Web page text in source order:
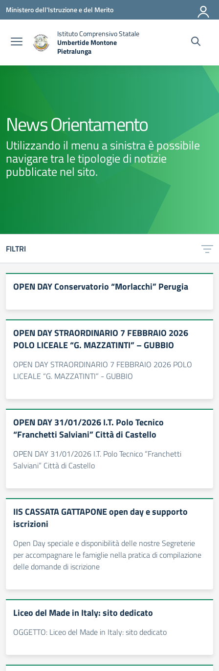
Vai ai contenuti
Vai al menu di navigazione
Vai al footer
Ministero dell'Istruzione e del Merito
Istituto Comprensivo Statale
Umbertide Montone
Pietralunga
News Orientamento
Utilizzando il menu a sinistra è possibile
navigare tra le tipologie di notizie
pubblicate nel sito.
FILTRI
OPEN DAY Conservatorio “Morlacchi” Perugia
OPEN DAY STRAORDINARIO 7 FEBBRAIO 2026
POLO LICEALE “G. MAZZATINTI” – GUBBIO
OPEN DAY STRAORDINARIO 7 FEBBRAIO 2026 POLO
LICEALE “G. MAZZATINTI” - GUBBIO
OPEN DAY 31/01/2026 I.T. Polo Tecnico
“Franchetti Salviani” Città di Castello
OPEN DAY 31/01/2026 I.T. Polo Tecnico “Franchetti
Salviani” Città di Castello
IIS CASSATA GATTAPONE open day e supporto
iscrizioni
Open Day speciale e disponibilità delle nostre Segreterie
per accompagnare le famiglie nella pratica di compilazione
delle domande di iscrizione
Liceo del Made in Italy: sito dedicato
OGGETTO: Liceo del Made in Italy: sito dedicato